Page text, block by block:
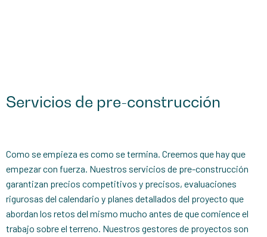
Servicios de pre-construcción
Como se empieza es como se termina. Creemos que hay que
empezar con fuerza. Nuestros servicios de pre-construcción
garantizan precios competitivos y precisos, evaluaciones
rigurosas del calendario y planes detallados del proyecto que
abordan los retos del mismo mucho antes de que comience el
trabajo sobre el terreno. Nuestros gestores de proyectos son